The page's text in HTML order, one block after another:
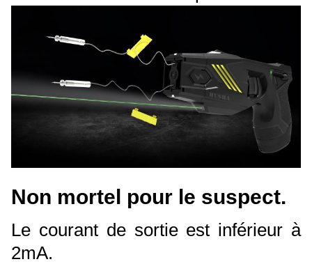
Non mortel pour le suspect.
Le courant de sortie est inférieur à
2mA.